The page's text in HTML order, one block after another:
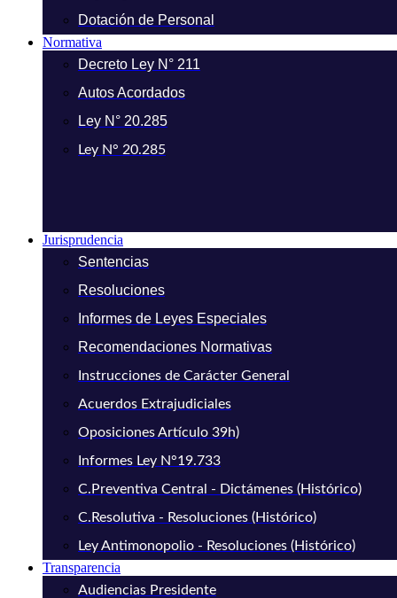
Dotación de Personal
Normativa
Decreto Ley N° 211
Autos Acordados
Ley N° 20.285
Ley N° 20.285
Jurisprudencia
Sentencias
Resoluciones
Informes de Leyes Especiales
Recomendaciones Normativas
Instrucciones de Carácter General
Acuerdos Extrajudiciales
Oposiciones Artículo 39h)
Informes Ley N°19.733
C.Preventiva Central - Dictámenes (Histórico)
C.Resolutiva - Resoluciones (Histórico)
Ley Antimonopolio - Resoluciones (Histórico)
Transparencia
Audiencias Presidente